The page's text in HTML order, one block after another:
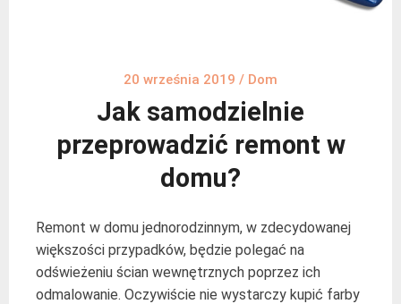
20 września 2019 / Dom
Jak samodzielnie
przeprowadzić remont w
domu?
Remont w domu jednorodzinnym, w zdecydowanej
większości przypadków, będzie polegać na
odświeżeniu ścian wewnętrznych poprzez ich
odmalowanie. Oczywiście nie wystarczy kupić farby